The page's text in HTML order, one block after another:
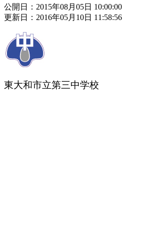
公開日：2015年08月05日 10:00:00
更新日：2016年05月10日 11:58:56
東大和市立第三中学校